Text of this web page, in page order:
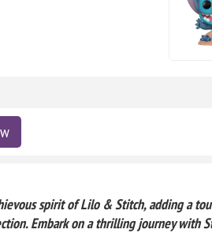
spirit of Lilo & Stitch, adding a
Embark on a thrilling journey with